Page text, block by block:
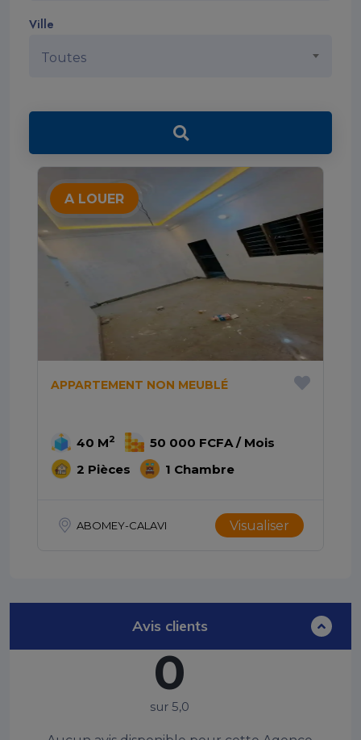
Ville
Toutes
A LOUER
APPARTEMENT NON MEUBLÉ
40 M2
50 000 FCFA / Mois
2 Pièces
1 Chambre
ABOMEY-CALAVI Visualiser
Avis clients
0
sur 5,0